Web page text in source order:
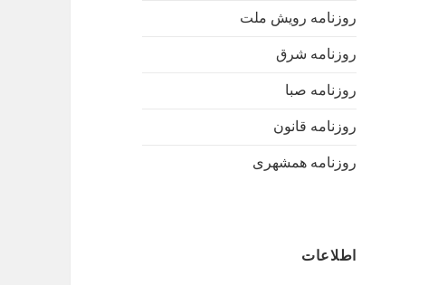
روزنامه رویش ملت
روزنامه شرق
روزنامه صبا
روزنامه قانون
روزنامه همشهری
اطلاعات